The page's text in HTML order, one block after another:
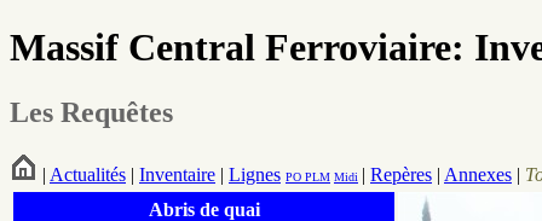
Massif Central Ferroviaire:
Les Requêtes
| Actualités | Inventaire | Lignes PO PLM Midi | Repères | Annexes |
Abris de quai